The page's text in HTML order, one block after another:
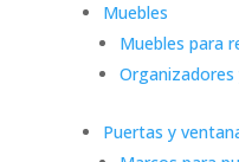
Muebles
Muebles para
Organizadores
Puertas y